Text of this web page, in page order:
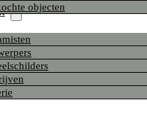
objecten